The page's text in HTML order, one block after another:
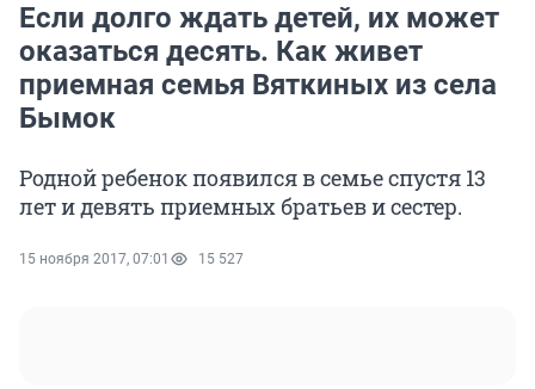
Если долго ждать детей, их может
оказаться десять. Как живет
приемная семья Вяткиных из села
Бымок
Родной ребенок появился в семье спустя 13
лет и девять приемных братьев и сестер.
15 ноября 2017, 07:01 15 527